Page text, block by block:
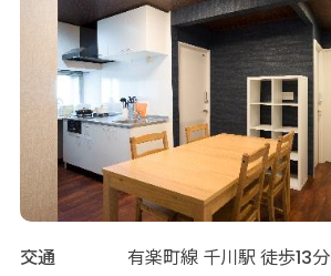
交通
有楽町線 千川駅 徒歩13分